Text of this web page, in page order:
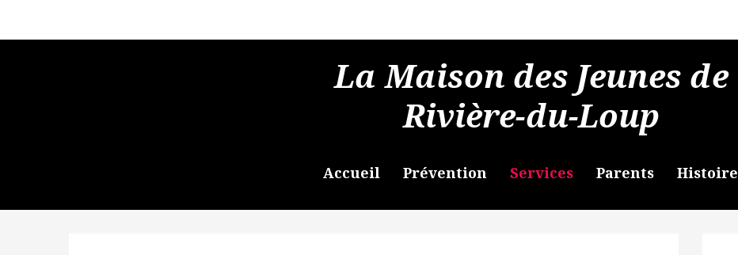
La Maison des Jeunes de
Rivière-du-Loup
Accueil Prévention Services Parents Histoire